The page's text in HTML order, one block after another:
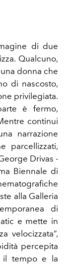
di due
Qualcuno,
donna che
di nascosto,
privilegiata.
è fermo,
continui
narrazione
parcellizzati,
Drivas -
Biennale di
alla Galleria
di
e mette in
velocizzata”,
percepita
il tempo e la